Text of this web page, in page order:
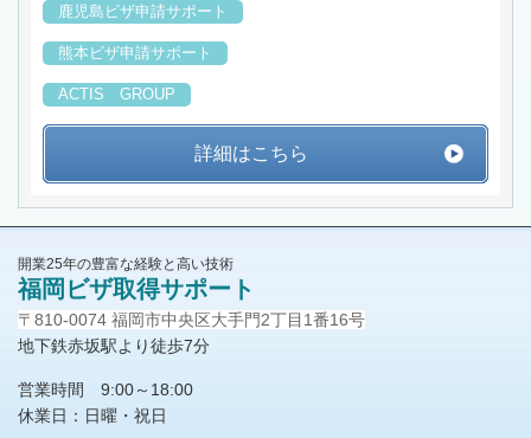
鹿児島ビザ申請サポート
熊本ビザ申請サポート
ACTIS GROUP
詳細はこちら
開業25年の豊富な経験と高い技術
福岡ビザ取得サポート
〒810-0074 福岡市中央区大手門2丁目1番16号
地下鉄赤坂駅より徒歩7分
営業時間 9:00～18:00
休業日：日曜・祝日